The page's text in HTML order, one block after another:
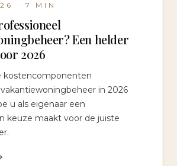
· 7 MIN
Een helder
2026
kostencomponenten
in 2026
u als eigenaar een
keuze maakt voor de juiste